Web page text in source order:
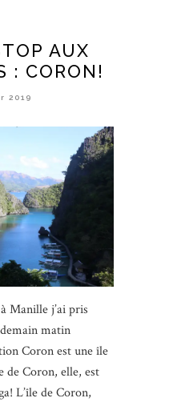
AUX
: CORON!
2019
Manille j’ai pris
matin
Coron est une île
de Coron, elle, est
L’île de Coron,